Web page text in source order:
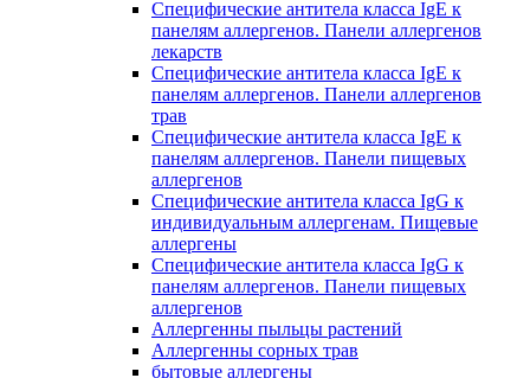
Специфические антитела класса IgE к
панелям аллергенов. Панели аллергенов
лекарств
Специфические антитела класса IgE к
панелям аллергенов. Панели аллергенов
трав
Специфические антитела класса IgE к
панелям аллергенов. Панели пищевых
аллергенов
Специфические антитела класса IgG к
индивидуальным аллергенам. Пищевые
аллергены
Специфические антитела класса IgG к
панелям аллергенов. Панели пищевых
аллергенов
Аллергенны пыльцы растений
Аллергенны сорных трав
бытовые аллергены